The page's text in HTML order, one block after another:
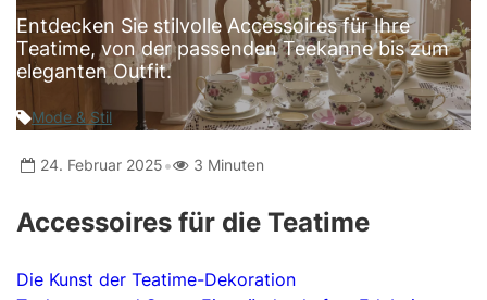
Entdecken Sie stilvolle Accessoires für Ihre
Teatime, von der passenden Teekanne bis zum
eleganten Outfit.
Mode & Stil
24. Februar 2025• 3 Minuten
Accessoires für die Teatime
Die Kunst der Teatime-Dekoration